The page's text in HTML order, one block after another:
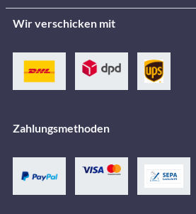
Wir verschicken mit
Zahlungsmethoden